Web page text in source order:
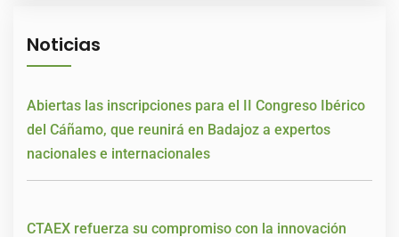
Noticias
Abiertas las inscripciones para el II Congreso Ibérico
del Cáñamo, que reunirá en Badajoz a expertos
nacionales e internacionales
CTAEX refuerza su compromiso con la innovación